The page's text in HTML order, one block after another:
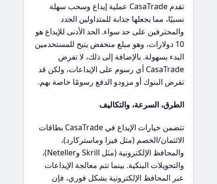
تقدم CasaTrade عملية إيداع وسحب سهلة
نسبيًا، مما يجعلها جذابة للمتداولين الجدد
والمحترفين على حد سواء. الحد الأدنى للإيداع هو
10 دولارات، وهو مبلغ منخفض يتيح للمستخدمين
البدء بسهولة. بالإضافة إلى ذلك، لا تفرض
CasaTrade أي رسوم على الإيداعات، ولكن قد
تفرض البنوك أو مزودو الدفع رسومًا خاصة بهم.
الطرق، السرعة، والتكاليف
تتضمن خيارات الإيداع في CasaTrade بطاقات
الائتمان/الخصم (مثل فيزا وماستركارد)،
والمحافظ الإلكترونية (مثل Skrill وNeteller)،
والتحويلات البنكية. بينما تتم معالجة الإيداعات
عبر المحافظ الإلكترونية بشكل فوري، فإن